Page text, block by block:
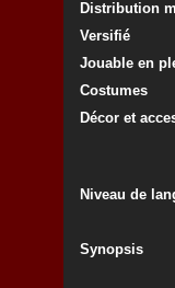
Distribution
Versifié
Jouable en
Costumes
Décor et
Niveau de
Synopsis